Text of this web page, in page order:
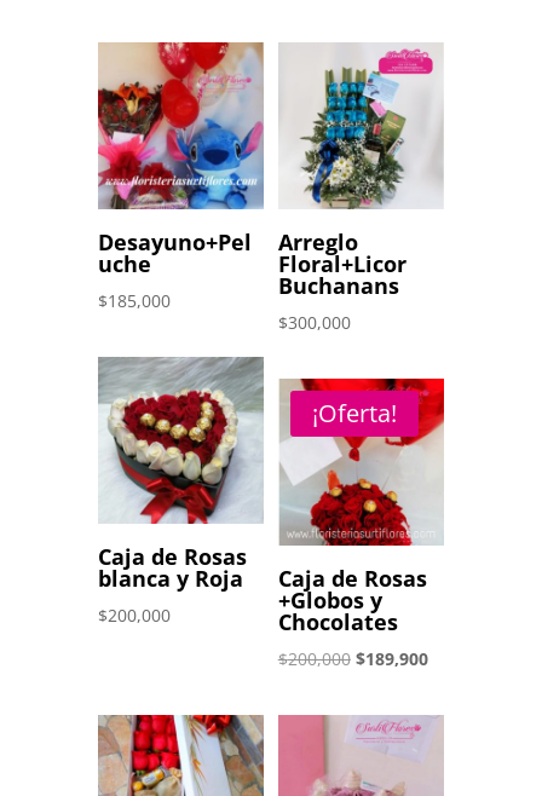
Desayuno+Pel
uche
$185,000
Arreglo
Floral+Licor
Buchanans
$300,000
Caja de Rosas
blanca y Roja
$200,000
¡Oferta!
Caja de Rosas
+Globos y
Chocolates
$200,000 El
original
era:
$200,000.
$189,900El
actual